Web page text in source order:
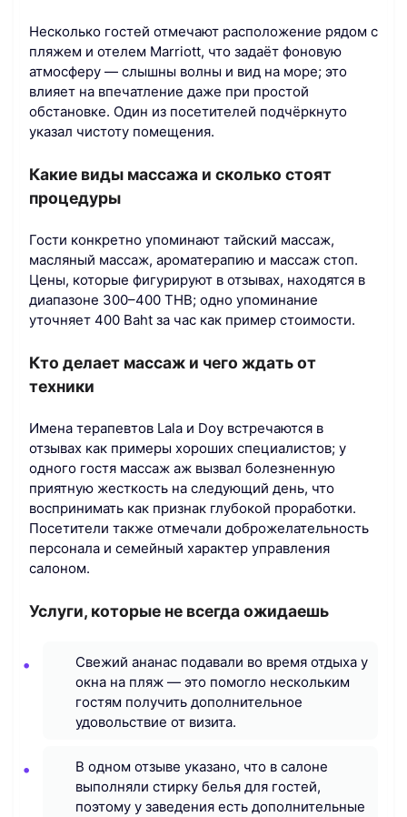
Несколько гостей отмечают расположение рядом с
пляжем и отелем Marriott, что задаёт фоновую
атмосферу — слышны волны и вид на море; это
влияет на впечатление даже при простой
обстановке. Один из посетителей подчёркнуто
указал чистоту помещения.
Какие виды массажа и сколько стоят
процедуры
Гости конкретно упоминают тайский массаж,
масляный массаж, ароматерапию и массаж стоп.
Цены, которые фигурируют в отзывах, находятся в
диапазоне 300–400 THB; одно упоминание
уточняет 400 Baht за час как пример стоимости.
Кто делает массаж и чего ждать от
техники
Имена терапевтов Lala и Doy встречаются в
отзывах как примеры хороших специалистов; у
одного гостя массаж аж вызвал болезненную
приятную жесткость на следующий день, что
воспринимать как признак глубокой проработки.
Посетители также отмечали доброжелательность
персонала и семейный характер управления
салоном.
Услуги, которые не всегда ожидаешь
Свежий ананас подавали во время отдыха у
окна на пляж — это помогло нескольким
гостям получить дополнительное
удовольствие от визита.
В одном отзыве указано, что в салоне
выполняли стирку белья для гостей,
поэтому у заведения есть дополнительные